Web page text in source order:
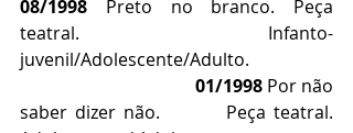
08/1998 Preto no branco. Peça
teatral.   Infanto-
juvenil/Adolescente/Adulto.
01/1998 Por não
saber dizer não.         Peça teatral.